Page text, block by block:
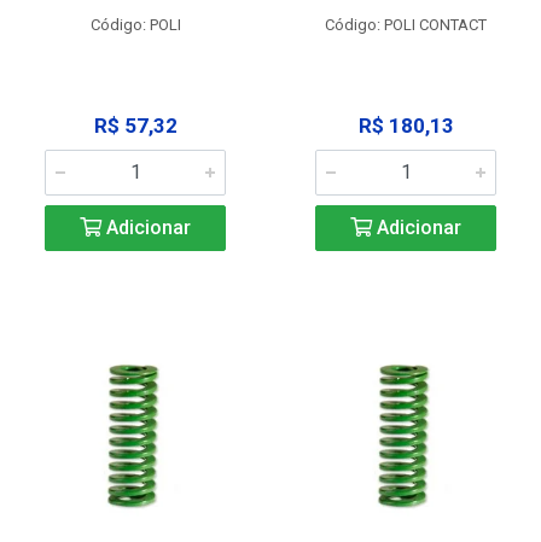
Código: POLI
R$ 57,32
Adicionar
Código: POLI CONTACT
R$ 180,13
Adicionar